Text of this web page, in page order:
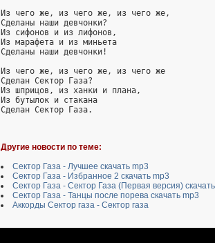
Из чего же, из чего же, из чего же,
Сделаны наши девчонки?
Из сифонов и из лифонов,
Из марафета и из миньета
Сделаны наши девчонки!
Из чего же, из чего же, из чего же
Сделан Сектор Газа?
Из шприцов, из ханки и плана,
Из бутылок и стакана
Сделан Сектор Газа.
Другие новости по теме:
Сектор Газа - Лучшее скачать mp3
Сектор Газа - Избранное 2 скачать mp3
Сектор Газа - Сектор Газа (Первая версия)
Сектор Газа - Танцы после порева скачать mp3
Аккорды Сектор газа - Сектор газа